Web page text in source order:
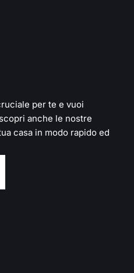
per te e vuoi
anche le nostre
casa in modo rapido ed